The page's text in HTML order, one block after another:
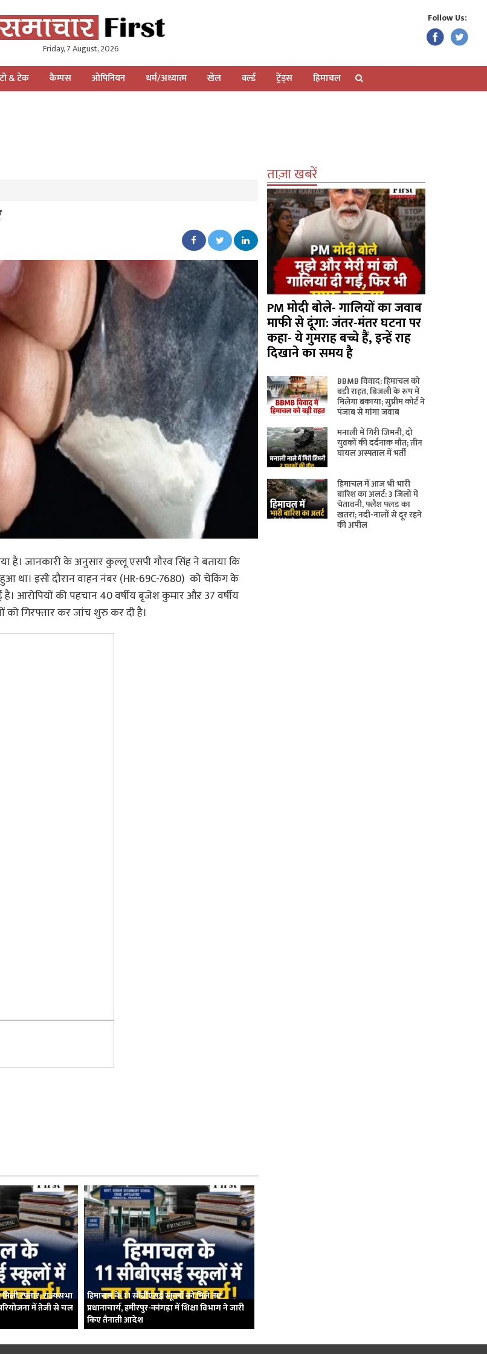
Friday, 7 August, 2026
Follow Us:
& टेक कैम्पस ओपिनियन धर्म/अध्यात्म खेल वर्ल्ड ट्रेंड्स हिमाचल
जानकारी के अनुसार कुल्लू एसपी गौरव सिंह ने बताया कि
इसी दौरान वाहन नंबर (HR-69C-7680) को चेकिंग के
है। आरोपियों की पहचान 40 वर्षीय बृजेश कुमार औऱ 37 वर्षीय
को गिरफ्तार कर जांच शुरु कर दी है।
रफ्तार, राज्यसभा
में तेजी से चल
हिमाचल के 11 सीबीएसई स्कूलों को मिले नए
प्रधानाचार्य, हमीरपुर-कांगड़ा में शिक्षा विभाग ने जारी
किए तैनाती आदेश
ताज़ा खबरें
PM मोदी बोले- गालियों का जवाब
माफी से दूंगा: जंतर-मंतर घटना पर
कहा- ये गुमराह बच्चे हैं, इन्हें राह
दिखाने का समय है
BBMB विवाद: हिमाचल को
बड़ी राहत, बिजली के रूप में
मिलेगा बकाया; सुप्रीम कोर्ट ने
पंजाब से मांगा जवाब
मनाली में गिरी जिमनी, दो
युवकों की दर्दनाक मौत; तीन
घायल अस्पताल में भर्ती
हिमाचल में आज भी भारी
बारिश का अलर्ट: 3 जिलों में
चेतावनी, फ्लैश फ्लड का
खतरा; नदी-नालों से दूर रहने
की अपील